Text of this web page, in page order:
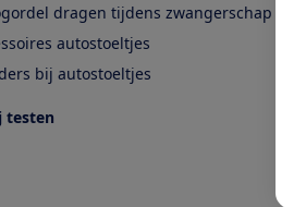
dragen tijdens zwangerschap
autostoeltjes
bij autostoeltjes
testen